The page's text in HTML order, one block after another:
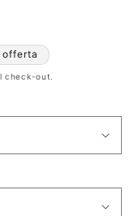
offerta
check-out.